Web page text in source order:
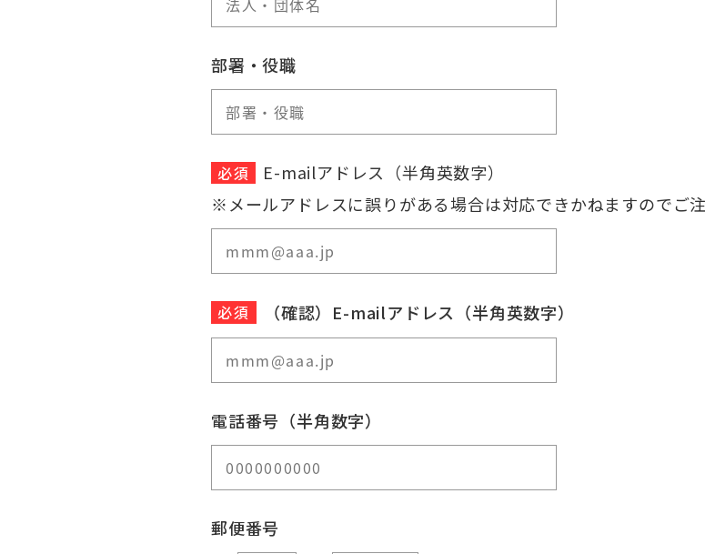
部署・役職
必須
E-mailアドレス（半角英数字）
※メールアドレスに誤りがある場合は対応できかねますのでご注
必須 （確認）E-mailアドレス（半角英数字）
電話番号（半角数字）
郵便番号